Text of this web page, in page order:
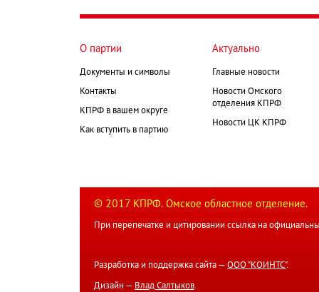
О партии
Документы и символы
Контакты
КПРФ в вашем округе
Как вступить в партию
Актуально
Главные новости
Новости Омского
отделения КПРФ
Новости ЦК КПРФ
© 2017 КПРФ. Омское областное отделение.
При перепечатке и цитировании ссылка на
Разработка и поддержка сайта — ООО "КОИНТС".
Дизайн — Влад Салтыков.